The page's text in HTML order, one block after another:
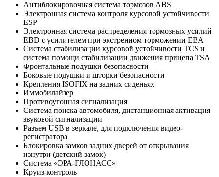
Антиблокировочная система тормозов ABS
Электронная система контроля курсовой устойчивости
ESP
Электронная система распределения тормозных усилий
EBD с усилителем при экстренном торможении EBA
Система стабилизации курсовой устойчивости TCS и
система помощи стабилизации движения прицепа TSA
Фронтальные подушки безопасности
Боковые подушки и шторки безопасности
Крепления ISOFIX на задних сиденьях
Иммобилайзер
Противоугонная сигнализация
Система поиска автомобиля, дистанционная активация
звуковой сигнализации
Разъем USB в зеркале, для подключения видео-
регистратора
Блокировка замков задних дверей от открывания
изнутри (детский замок)
Система «ЭРА-ГЛОНАСС»
Круиз-контроль